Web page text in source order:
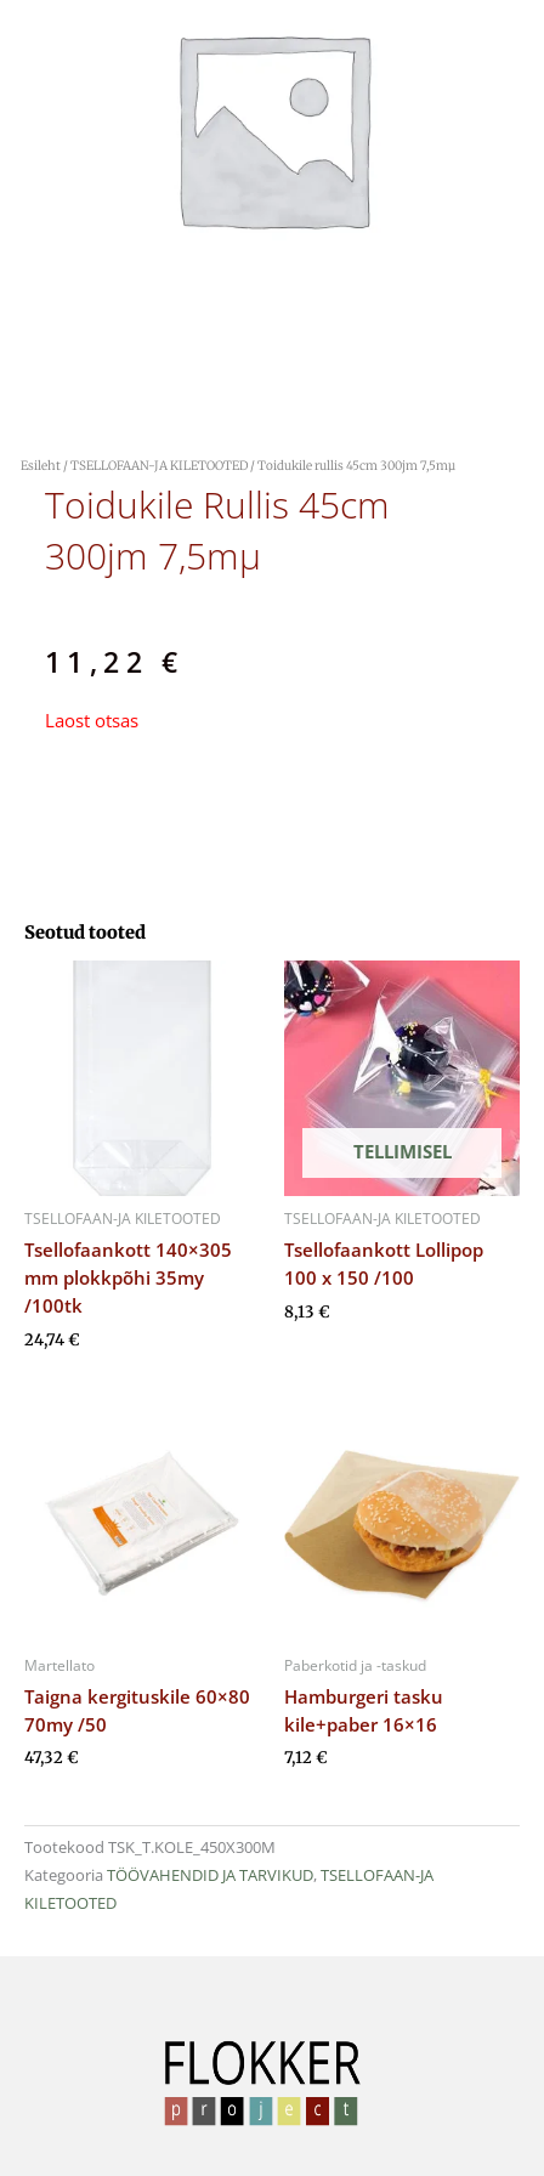
Esileht /TSELLOFAAN-JA KILETOOTED / Toidukile rullis 45cm 300jm 7,5mµ
Toidukile Rullis 45cm
300jm 7,5mµ
11,22€
Laost otsas
Tootekood TSK_T.KOLE_450X300M
Kategooria TÖÖVAHENDID JA TARVIKUD,TSELLOFAAN-JA
KILETOOTED
Seotud tooted
TSELLOFAAN-JA KILETOOTED
Tsellofaankott 140×305
mm plokkpõhi 35my
/100tk
24,74€
TELLIMISEL
TSELLOFAAN-JA KILETOOTED
Tsellofaankott Lollipop
100 x 150 /100
8,13 €
Martellato
Taigna kergituskile 60×80
70my /50
47,32€
Paberkotid ja -taskud
Hamburgeri tasku
kile+paber 16×16
7,12€